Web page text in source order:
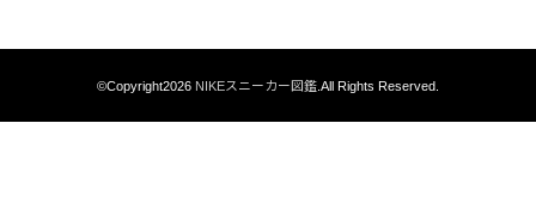
©Copyright2026 NIKEスニーカー図鑑.All Rights Reserved.